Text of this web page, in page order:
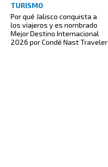
TURISMO
Por qué Jalisco conquista a
los viajeros y es nombrado
Mejor Destino Internacional
2026 por Condé Nast Traveler